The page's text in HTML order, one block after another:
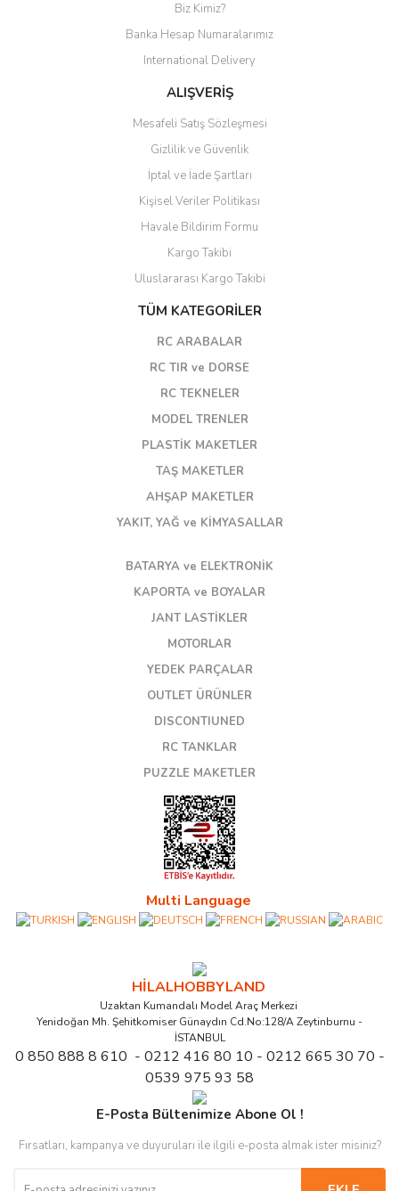
Biz Kimiz?
Banka Hesap Numaralarımız
International Delivery
ALIŞVERİŞ
Mesafeli Satış Sözleşmesi
Gizlilik ve Güvenlik
İptal ve İade Şartları
Kişisel Veriler Politikası
Havale Bildirim Formu
Kargo Takibi
Uluslararası Kargo Takibi
TÜM KATEGORİLER
RC ARABALAR
RC TIR ve DORSE
RC TEKNELER
MODEL TRENLER
PLASTİK MAKETLER
TAŞ MAKETLER
AHŞAP MAKETLER
YAKIT, YAĞ ve KİMYASALLAR
BATARYA ve ELEKTRONİK
KAPORTA ve BOYALAR
JANT LASTİKLER
MOTORLAR
YEDEK PARÇALAR
OUTLET ÜRÜNLER
DISCONTIUNED
RC TANKLAR
PUZZLE MAKETLER
Multi Language
HİLALHOBBYLAND
Uzaktan Kumandalı Model Araç Merkezi
Yenidoğan Mh. Şehitkomiser Günaydın Cd.No:128/A Zeytinburnu -
İSTANBUL
0 850 888 8 610 - 0212 416 80 10 - 0212 665 30 70 -
0539 975 93 58
E-Posta Bültenimize Abone Ol !
Fırsatları, kampanya ve duyuruları ile ilgili e-posta almak ister misiniz?